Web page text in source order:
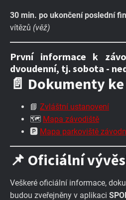
30 min. po ukončení poslední
vítězů (věž)
První informace k
dvoudenní, tj. sobota -
📄 Dokumenty
📘 Zvláštní ustanovení
🗺️ Mapa závodiště
🅿️ Mapa parkoviště
📌 Oficiální
Veškeré oficiální informace,
budou zveřejněny v aplikaci